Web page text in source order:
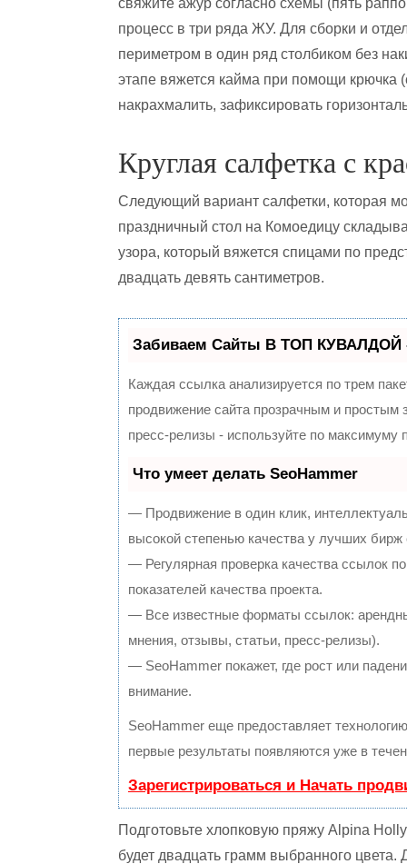
свяжите ажур согласно схемы (пять
процесс в три ряда ЖУ. Для сборки и
периметром в один ряд столбиком без
этапе вяжется кайма при помощи крючка
накрахмалить, зафиксировать
Круглая салфетка с
Следующий вариант салфетки, которая
праздничный стол на Комоедицу
узора, который вяжется спицами по
двадцать девять сантиметров.
Забиваем Сайты В ТОП КУВАЛДОЙ -
Каждая ссылка анализируется по трем
продвижение сайта прозрачным и
пресс-релизы - используйте по
Что умеет делать SeoHammer
— Продвижение в один клик,
высокой степенью качества у лучших бирж
— Регулярная проверка качества ссылок
показателей качества проекта.
— Все известные форматы ссылок:
мнения, отзывы, статьи, пресс-релизы).
— SeoHammer покажет, где рост или
внимание.
SeoHammer еще предоставляет
первые результаты появляются уже в
Зарегистрироваться и Начать
Подготовьте хлопковую пряжу Alpina
будет двадцать грамм выбранного